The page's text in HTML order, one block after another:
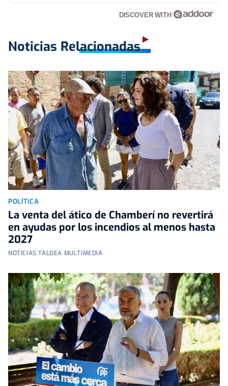
DISCOVER WITH
Noticias Relacionadas
POLÍTICA
La venta del ático de Chamberí no revertirá
en ayudas por los incendios al menos hasta
2027
NOTICIAS TALDEA MULTIMEDIA